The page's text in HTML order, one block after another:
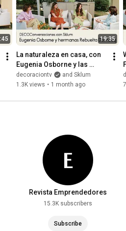
19:35
La naturaleza en casa, con
Eugenia Osborne y las
hermanas Rebuelta |
‘DECOConversaciones' con
decoraciontv
and Sklum
1.3K views • 1 month ago
Revista Emprendedores
15.3K subscribers
Subscribe